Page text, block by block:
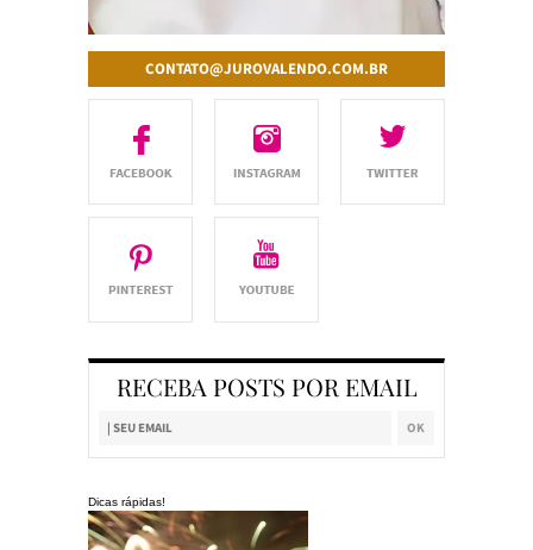
CONTATO@JUROVALENDO.COM.BR
RECEBA POSTS POR EMAIL
Dicas rápidas!